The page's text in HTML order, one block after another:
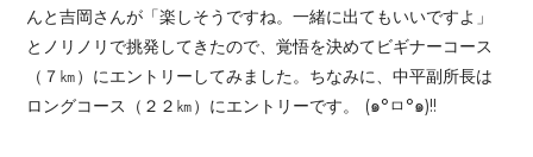
んと吉岡さんが「楽しそうですね。一緒に出てもいいですよ」
とノリノリで挑発してきたので、覚悟を決めてビギナーコース
（７㎞）にエントリーしてみました。ちなみに、中平副所長は
ロングコース（２２㎞）にエントリーです。 (๑°ㅁ°๑)!!